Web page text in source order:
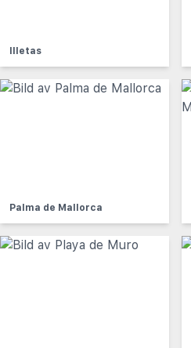
Illetas
Palma de Mallorca